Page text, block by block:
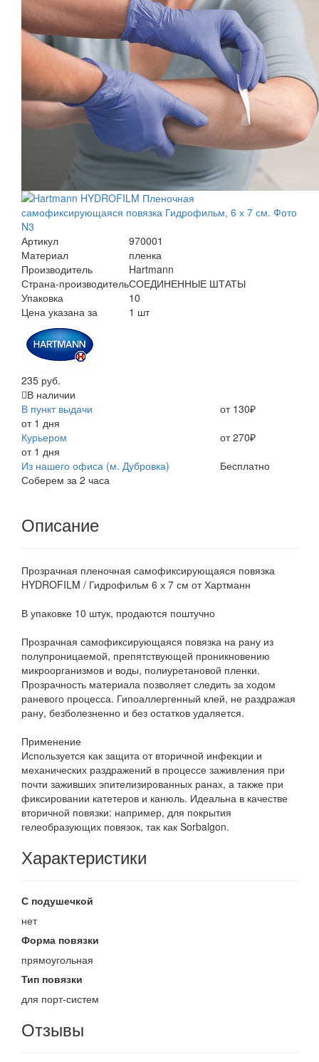
Артикул
970001
Материал
пленка
Производитель
Hartmann
Страна-производительСОЕДИНЕННЫЕ ШТАТЫ
Упаковка
10
Цена указана за
1 шт
235 руб.
В наличии
В пункт выдачи
от 1 дня
от 130₽
Курьером
от 1 дня
от 270₽
Из нашего офиса (м. Дубровка)
Соберем за 2 часа
Бесплатно
Описание
Прозрачная пленочная самофиксирующаяся повязка
HYDROFILM / Гидрофильм 6 х 7 см от Хартманн
В упаковке 10 штук, продаются поштучно
Прозрачная самофиксирующаяся повязка на рану из
полупроницаемой, препятствующей проникновению
микроорганизмов и воды, полиуретановой пленки.
Прозрачность материала позволяет следить за ходом
раневого процесса. Гипоаллергенный клей, не раздражая
рану, безболезненно и без остатков удаляется.
Применение
Используется как защита от вторичной инфекции и
механических раздражений в процессе заживления при
почти заживших эпителизированных ранах, а также при
фиксировании катетеров и канюль. Идеальна в качестве
вторичной повязки: например, для покрытия
гелеобразующих повязок, так как Sorbalgon.
Характеристики
С подушечкой
нет
Форма повязки
прямоугольная
Тип повязки
для порт-систем
Отзывы